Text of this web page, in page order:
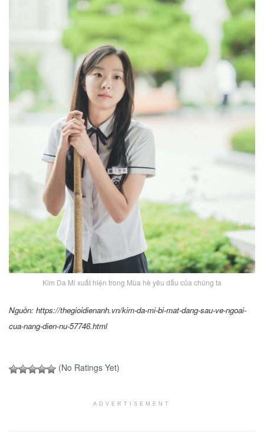
Kim Da Mi xuất hiện trong Mùa hè yêu dấu của chúng ta
Nguồn: https://thegioidienanh.vn/kim-da-mi-bi-mat-dang-sau-ve-ngoai-
cua-nang-dien-nu-57746.html
(No Ratings Yet)
ADVERTISEMENT